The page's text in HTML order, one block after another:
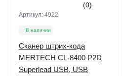
(0)
Артикул: 4922
В наличии
Cканер штрих-кода
MERTECH CL-8400 P2D
Superlead USB, USB